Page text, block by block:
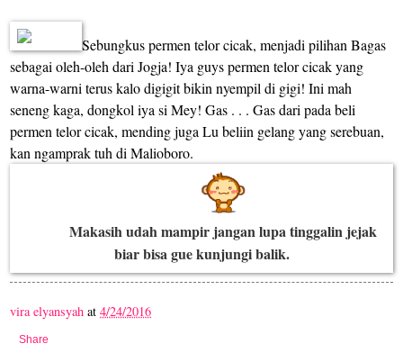
Sebungkus permen telor cicak, menjadi pilihan Bagas
sebagai oleh-oleh dari Jogja! Iya guys permen telor cicak yang
warna-warni terus kalo digigit bikin nyempil di gigi! Ini mah
seneng kaga, dongkol iya si Mey! Gas . . . Gas dari pada beli
permen telor cicak, mending juga Lu beliin gelang yang serebuan,
kan ngamprak tuh di Malioboro.
Makasih udah mampir jangan lupa tinggalin jejak
biar bisa gue kunjungi balik.
vira elyansyah at 4/24/2016
Share